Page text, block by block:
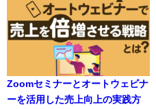
Zoomセミナーとオートウェビナ
ーを活用した売上向上の実践方